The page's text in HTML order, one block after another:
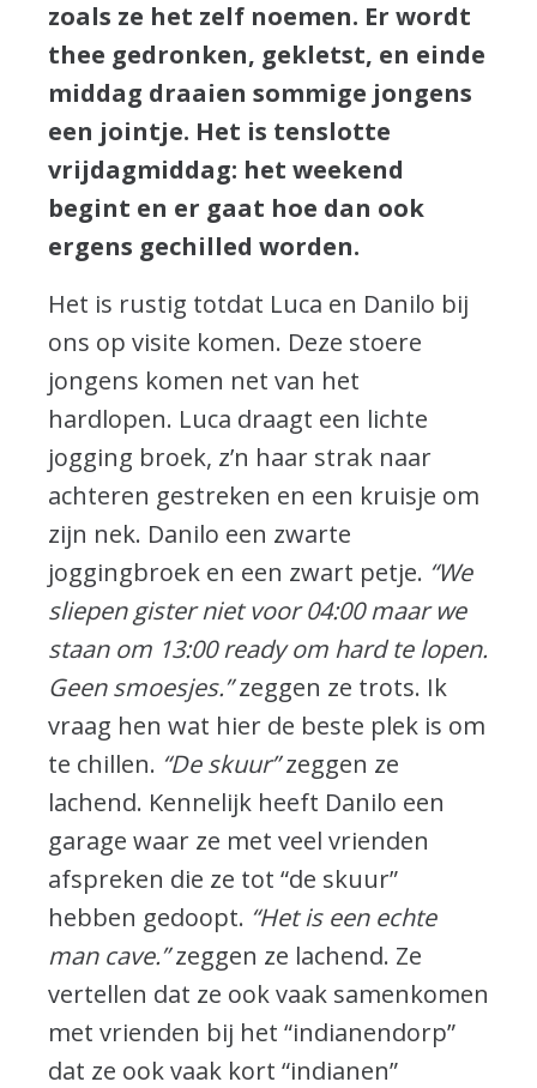
zoals ze het zelf noemen. Er wordt
thee gedronken, gekletst, en einde
middag draaien sommige jongens
een jointje. Het is tenslotte
vrijdagmiddag: het weekend
begint en er gaat hoe dan ook
ergens gechilled worden.
Het is rustig totdat Luca en Danilo bij
ons op visite komen. Deze stoere
jongens komen net van het
hardlopen. Luca draagt een lichte
jogging broek, z’n haar strak naar
achteren gestreken en een kruisje om
zijn nek. Danilo een zwarte
joggingbroek en een zwart petje. “We
sliepen gister niet voor 04:00 maar we
staan om 13:00 ready om hard te lopen.
Geen smoesjes.”zeggen ze trots. Ik
vraag hen wat hier de beste plek is om
te chillen. “De skuur”zeggen ze
lachend. Kennelijk heeft Danilo een
garage waar ze met veel vrienden
afspreken die ze tot “de skuur”
hebben gedoopt. “Het is een echte
man cave.”zeggen ze lachend. Ze
vertellen dat ze ook vaak samenkomen
met vrienden bij het “indianendorp”
dat ze ook vaak kort “indianen”